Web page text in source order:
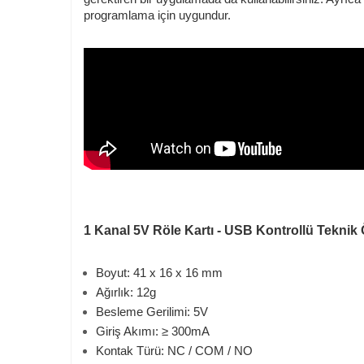
programlama için uygundur.
1 Kanal 5V Röle Kartı - USB Kontrollü Teknik
Boyut: 41 x 16 x 16 mm
Ağırlık: 12g
Besleme Gerilimi: 5V
Giriş Akımı: ≥ 300mA
Kontak Türü: NC / COM / NO